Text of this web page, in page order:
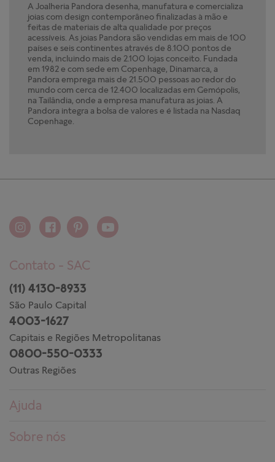
A Joalheria Pandora desenha, manufatura e comercializa
joias com design contemporâneo finalizadas à mão e
feitas de materiais de alta qualidade por preços
acessíveis. As joias Pandora são vendidas em mais de 100
países e seis continentes através de 8.100 pontos de
venda, incluindo mais de 2.100 lojas conceito. Fundada
em 1982 e com sede em Copenhage, Dinamarca, a
Pandora emprega mais de 21.500 pessoas ao redor do
mundo com cerca de 12.400 localizadas em Gemópolis,
na Tailândia, onde a empresa manufatura as joias. A
Pandora integra a bolsa de valores e é listada na Nasdaq
Copenhage.
Ajuda
Sobre nós
Contato - SAC
(11) 4130-8933
São Paulo Capital
4003-1627
Capitais e Regiões Metropolitanas
0800-550-0333
Outras Regiões